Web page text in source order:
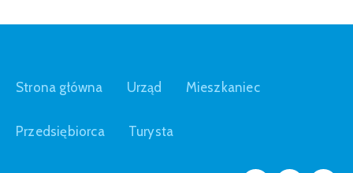
Strona główna Urząd Mieszkaniec
Przedsiębiorca Turysta